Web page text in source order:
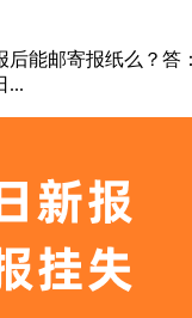
后能邮寄报纸么？答
...